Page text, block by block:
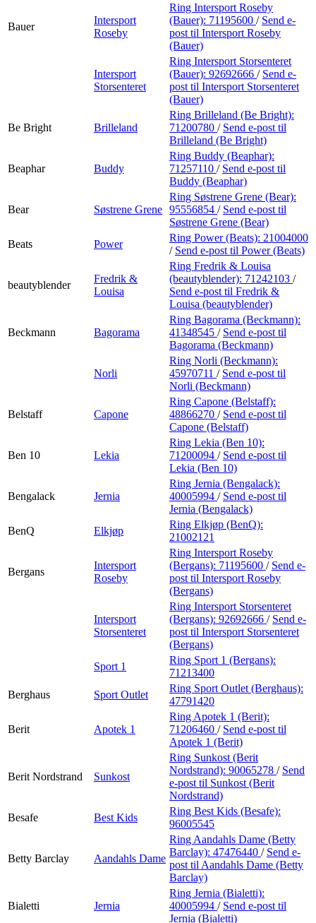
Bauer
Intersport
Roseby
Ring Intersport Roseby
(Bauer): 71195600 / Send e-
post til Intersport Roseby
(Bauer)
Intersport
Storsenteret
Ring Intersport Storsenteret
(Bauer): 92692666 / Send e-
post til Intersport Storsenteret
(Bauer)
Be Bright Brilleland
Ring Brilleland (Be Bright):
71200780 / Send e-post til
Brilleland (Be Bright)
Beaphar Buddy
Ring Buddy (Beaphar):
71257110 / Send e-post til
Buddy (Beaphar)
Bear Søstrene Grene
Ring Søstrene Grene (Bear):
95556854 / Send e-post til
Søstrene Grene (Bear)
Beats
Power
Ring Power (Beats): 21004000
/ Send e-post til Power (Beats)
beautyblender
Fredrik &
Louisa
Ring Fredrik & Louisa
(beautyblender): 71242103 /
Send e-post til Fredrik &
Louisa (beautyblender)
Beckmann Bagorama
Ring Bagorama (Beckmann):
41348545 / Send e-post til
Bagorama (Beckmann)
Norli
Ring Norli (Beckmann):
45970711 / Send e-post til
Norli (Beckmann)
Belstaff Capone
Ring Capone (Belstaff):
48866270 / Send e-post til
Capone (Belstaff)
Ben 10 Lekia
Ring Lekia (Ben 10):
71200094 / Send e-post til
Lekia (Ben 10)
Bengalack Jernia
Ring Jernia (Bengalack):
40005994 / Send e-post til
Jernia (Bengalack)
BenQ
Elkjøp
Ring Elkjøp (BenQ):
21002121
Bergans
Intersport
Roseby
Ring Intersport Roseby
(Bergans): 71195600 / Send e-
post til Intersport Roseby
(Bergans)
Intersport
Storsenteret
Ring Intersport Storsenteret
(Bergans): 92692666 / Send e-
post til Intersport Storsenteret
(Bergans)
Sport 1
Ring Sport 1 (Bergans):
71213400
Berghaus
Sport Outlet
Ring Sport Outlet (Berghaus):
47791420
Berit Apotek 1
Ring Apotek 1 (Berit):
71206460 / Send e-post til
Apotek 1 (Berit)
Berit Nordstrand Sunkost
Ring Sunkost (Berit
Nordstrand): 90065278 / Send
e-post til Sunkost (Berit
Nordstrand)
Besafe
Best Kids
Ring Best Kids (Besafe):
96005545
Betty Barclay Aandahls Dame
Ring Aandahls Dame (Betty
Barclay): 47476440 / Send e-
post til Aandahls Dame (Betty
Barclay)
Bialetti Jernia
Ring Jernia (Bialetti):
40005994 / Send e-post til
Jernia (Bialetti)